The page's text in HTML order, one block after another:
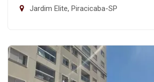
Jardim Elite, Piracicaba-SP